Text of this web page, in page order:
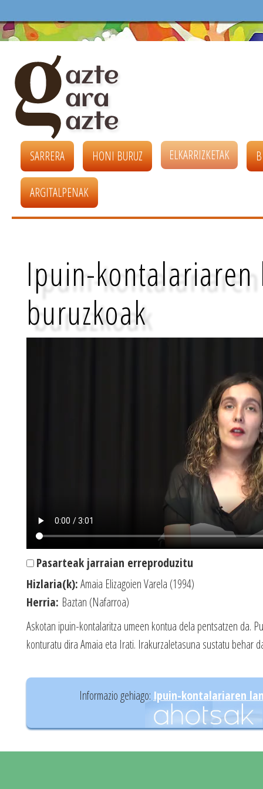
SARRERA HONI BURUZ ELKARRIZKETAK
ARGITALPENAK
Ipuin-
buruzkoak
Pasarteak jarraian erreproduzitu
Hizlaria(k):Amaia Elizagoien Varela (1994)
Herria: Baztan (Nafarroa)
Askotan ipuin-kontalaritza umeen kontua dela pentsatzen da.
konturatu dira Amaia eta Irati. Irakurzaletasuna sustatu behar
Informazio gehiago: Ipuin-kontalariaren